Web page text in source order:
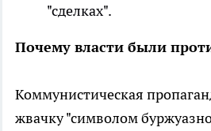
"сделках".
Почему власти были
Коммунистическая
жвачку "символом